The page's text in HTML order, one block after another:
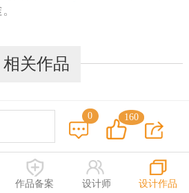
相关作品
0 160
计之窗 www.333cn.com 版权所有
公司(深圳设计之窗文化发展有限公司)
4号127陈设艺术设计产业园A栋203-206
作品备案 设计师 设计作品